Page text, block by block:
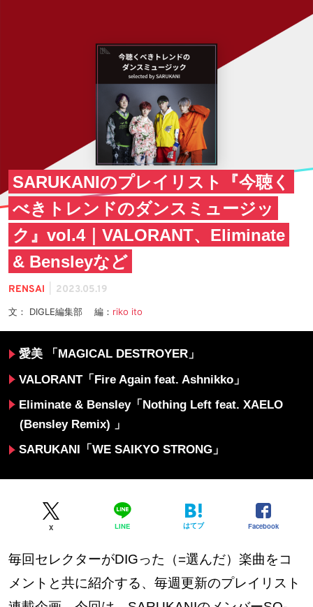
SARUKANIのプレイリスト『今聴く
べきトレンドのダンスミュージッ
ク』vol.4｜VALORANT、Eliminate
& Bensleyなど
RENSAI 2023.05.19
文： DIGLE編集部 編： riko ito
愛美 「MAGICAL DESTROYER」
VALORANT「Fire Again feat. Ashnikko」
Eliminate & Bensley「Nothing Left feat. XAELO
(Bensley Remix) 」
SARUKANI
「 WE SAIKYO STRONG」
X LINE はてブ Facebook
毎回セレクターがDIGった（=選んだ）楽曲をコ
メントと共に紹介する、毎週更新のプレイリスト